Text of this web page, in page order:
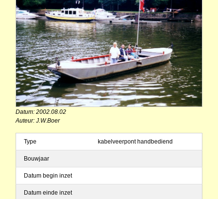
Datum: 2002.08.02
Auteur: J.W.Boer
Type kabelveerpont handbediend
Bouwjaar
Datum begin inzet
Datum einde inzet